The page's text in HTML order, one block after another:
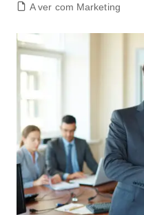
A ver com Marketing